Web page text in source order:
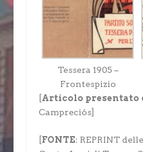
Tessera 1905 –
Frontespizio
[Articolo presentato
Campreciós]
FONTE: REPRINT